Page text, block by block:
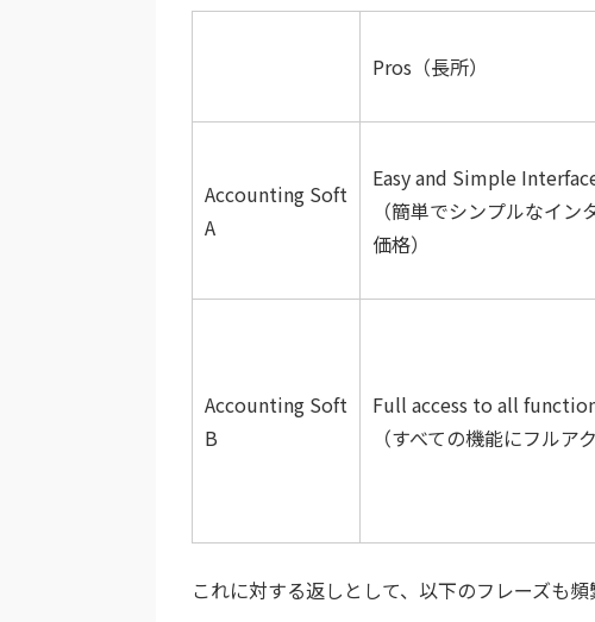
Pros（長所）
Accounting Soft
A
Easy and Simple
（簡単でシンプルなイ
価格）
Accounting Soft
B
Full access to all
（すべての機能にフルア
これに対する返しとして、以下のフレーズも頻